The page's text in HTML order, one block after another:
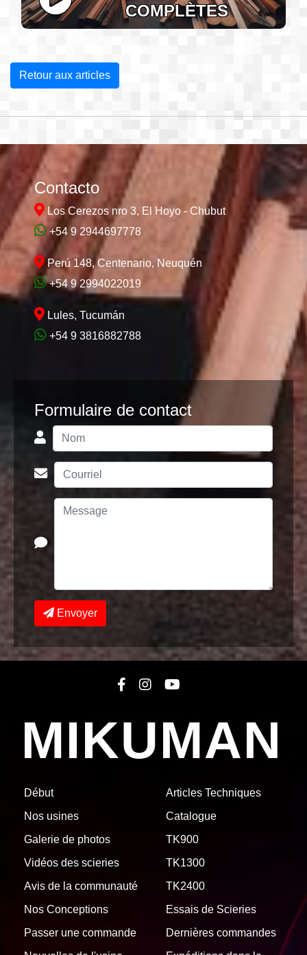
COMPLÈTES
Retour aux articles
Contacto
Los Cerezos nro 3, El Hoyo - Chubut
+54 9 2944697778
Perú 148, Centenario, Neuquén
+54 9 2994022019
Lules, Tucumán
+54 9 3816882788
Formulaire de contact
Envoyer
MIKUMAN
Début
Nos usines
Galerie de photos
Vidéos des scieries
Avis de la communauté
Nos Conceptions
Passer une commande
Articles Techniques
Catalogue
TK900
TK1300
TK2400
Essais de Scieries
Dernières commandes